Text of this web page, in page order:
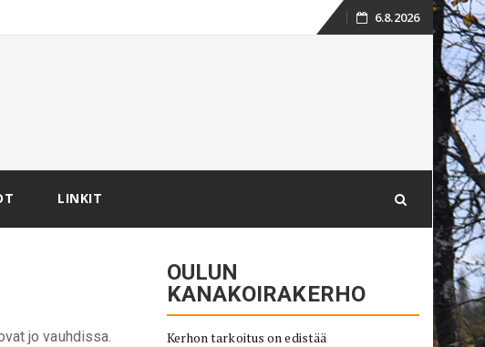
Skip
6.8.2026
LINKIT
jo vauhdissa.
OULUN
KANAKOIRAKERHO
Kerhon tarkoitus on edistää